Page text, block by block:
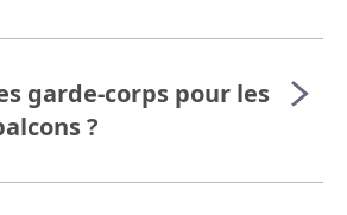
garde-corps pour les
?